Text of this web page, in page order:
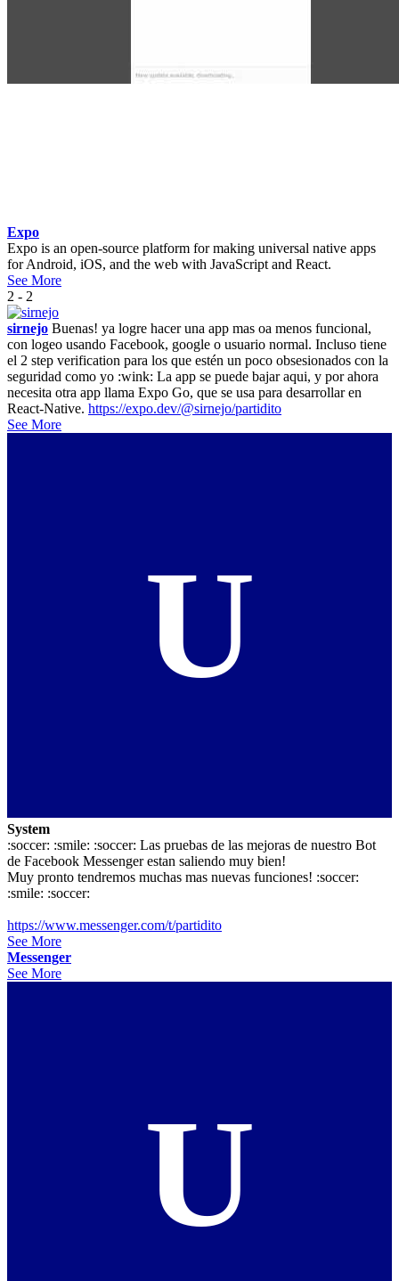
Expo
Expo is an open-source platform for making universal native apps
for Android, iOS, and the web with JavaScript and React.
See More
2 - 2
sirnejo Buenas! ya logre hacer una app mas oa menos funcional,
con logeo usando Facebook, google o usuario normal. Incluso tiene
el 2 step verification para los que estén un poco obsesionados con la
seguridad como yo :wink: La app se puede bajar aqui, y por ahora
necesita otra app llama Expo Go, que se usa para desarrollar en
React-Native. https://expo.dev/@sirnejo/partidito
See More
U
System
:soccer: :smile: :soccer: Las pruebas de las mejoras de nuestro Bot
de Facebook Messenger estan saliendo muy bien!
Muy pronto tendremos muchas mas nuevas funciones! :soccer:
:smile: :soccer:
https://www.messenger.com/t/partidito
See More
Messenger
See More
U